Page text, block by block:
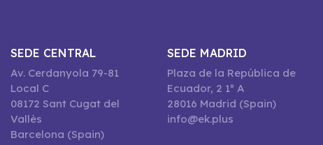
SEDE CENTRAL
Av. Cerdanyola 79-81
Local C
08172 Sant Cugat del
Vallès
Barcelona (Spain)
SEDE MADRID
Plaza de la República de
Ecuador, 2 1º A
28016 Madrid (Spain)
info@ek.plus